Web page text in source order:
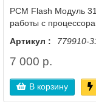
PCM Flash Модуль
работы с
Артикул :
779910-
7 000 р.
В корзину